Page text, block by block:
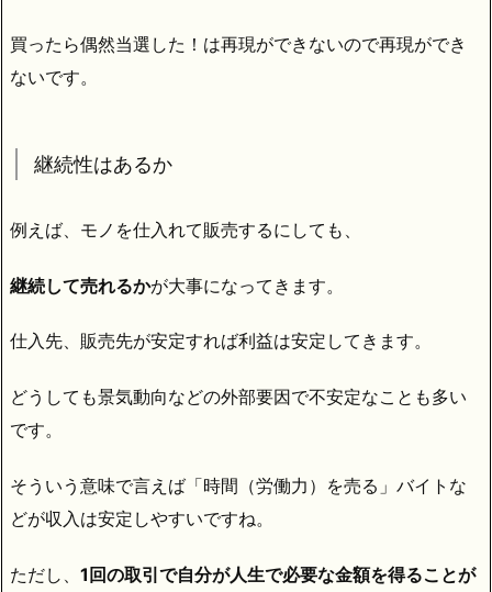
買ったら偶然当選した！は再現ができないので再現ができ
ないです。
継続性はあるか
例えば、モノを仕入れて販売するにしても、
継続して売れるかが大事になってきます。
仕入先、販売先が安定すれば利益は安定してきます。
どうしても景気動向などの外部要因で不安定なことも多い
です。
そういう意味で言えば「時間（労働力）を売る」バイトな
どが収入は安定しやすいですね。
ただし、 1回の取引で自分が人生で必要な金額を得ることが